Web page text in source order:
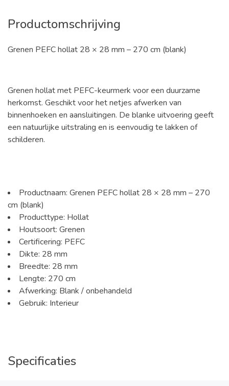
Productomschrijving
Grenen PEFC hollat 28 × 28 mm – 270 cm (blank)
Grenen hollat met PEFC-keurmerk voor een duurzame
herkomst. Geschikt voor het netjes afwerken van
binnenhoeken en aansluitingen. De blanke uitvoering geeft
een natuurlijke uitstraling en is eenvoudig te lakken of
schilderen.
Productnaam: Grenen PEFC hollat 28 × 28 mm – 270
cm (blank)
Producttype: Hollat
Houtsoort: Grenen
Certificering: PEFC
Dikte: 28 mm
Breedte: 28 mm
Lengte: 270 cm
Afwerking: Blank / onbehandeld
Gebruik: Interieur
Specificaties